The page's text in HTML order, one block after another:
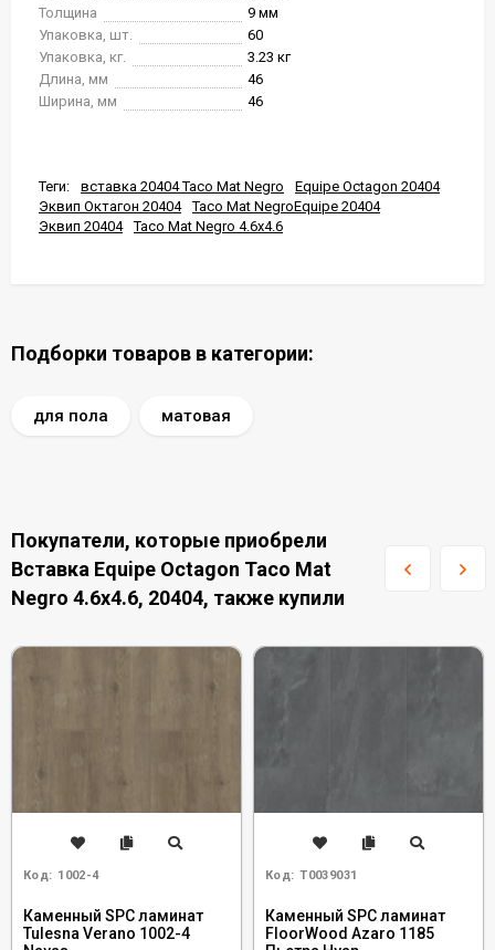
Толщина
9 мм
Упаковка, шт.
60
Упаковка, кг.
3.23 кг
Длина, мм
46
Ширина, мм
46
Теги: вставка 20404 Taco Mat Negro
Equipe Octagon 20404
Эквип Октагон 20404
Taco Mat NegroEquipe 20404
Эквип 20404
Taco Mat Negro 4.6x4.6
Подборки товаров в категории:
для пола матовая
Покупатели, которые приобрели
Вставка Equipe Octagon Taco Mat
Negro 4.6x4.6, 20404, также купили
Код: 1002-4
Каменный SPC ламинат
Tulesna Verano 1002-4
Код: Т0039031
Каменный SPC ламинат
FloorWood Azaro 1185